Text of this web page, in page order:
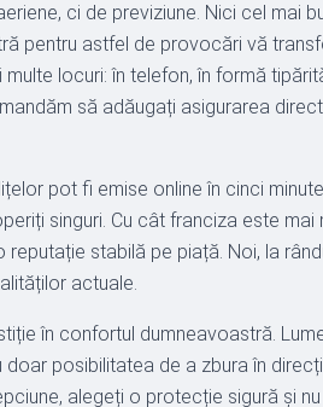
ci de previziune. Nici cel mai
pentru astfel de provocări vă
locuri: în telefon, în formă
să adăugați asigurarea
pot fi emise online în cinci
singuri. Cu cât franciza este mai
stabilă pe piață. Noi, la
actuale.
în confortul dumneavoastră.
posibilitatea de a zbura în
alegeți o protecție sigură și